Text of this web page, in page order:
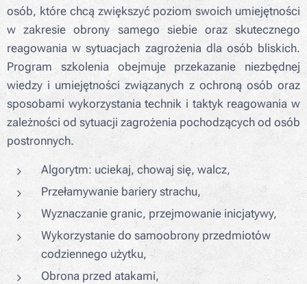
osób, które chcą zwiększyć poziom swoich umiejętności
w zakresie obrony samego siebie oraz skutecznego
reagowania w sytuacjach zagrożenia dla osób bliskich.
Program szkolenia obejmuje przekazanie niezbędnej
wiedzy i umiejętności związanych z ochroną osób oraz
sposobami wykorzystania technik i taktyk reagowania w
zależności od sytuacji zagrożenia pochodzących od osób
postronnych.
Algorytm: uciekaj, chowaj się, walcz,
Przełamywanie bariery strachu,
Wyznaczanie granic, przejmowanie inicjatywy,
Wykorzystanie do samoobrony przedmiotów
codziennego użytku,
Obrona przed atakami,